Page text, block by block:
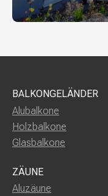
BALKONGELÄNDER
Alubalkone
Holzbalkone
Glasbalkone
ZÄUNE
Aluzäune